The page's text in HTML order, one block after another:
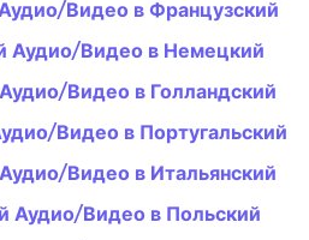
Видео в Французский
Аудио/Видео в Немецкий
Видео в Голландский
Видео в Португальский
Видео в Итальянский
Аудио/Видео в Польский